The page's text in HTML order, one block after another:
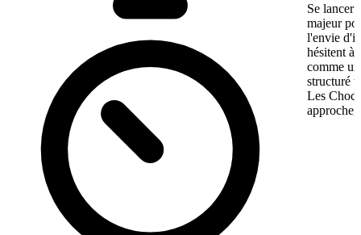
Se lancer
majeur
l'envie
hésitent à
comme
structuré
Les
approche,